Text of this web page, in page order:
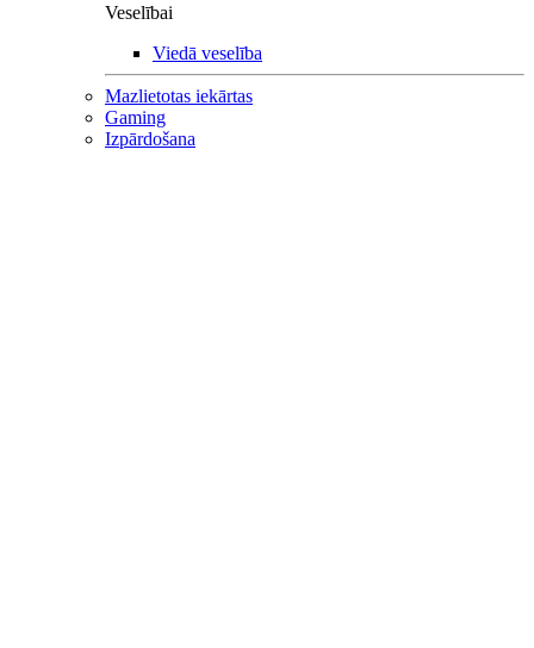
Veselībai
Viedā veselība
Mazlietotas iekārtas
Gaming
Izpārdošana